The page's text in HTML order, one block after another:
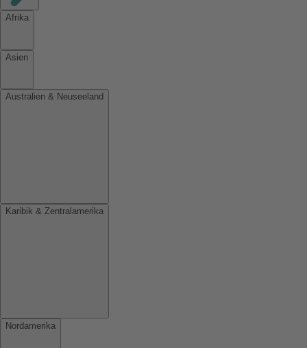
Afrika
Asien
Australien & Neuseeland
Karibik & Zentralamerika
Nordamerika